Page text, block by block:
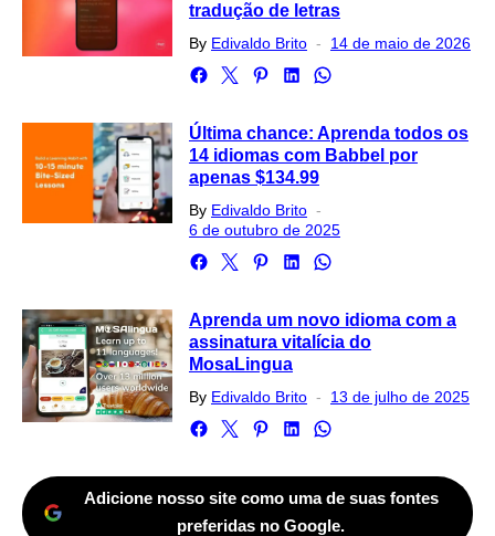
tradução de letras
By Edivaldo Brito
Posted
14 de maio de 2026
Última chance: Aprenda todos os
14 idiomas com Babbel por
apenas $134.99
By Edivaldo Brito
on
6 de outubro de 2025
Aprenda um novo idioma com a
assinatura vitalícia do
MosaLingua
By Edivaldo Brito
Posted
13 de julho de 2025
Adicione nosso site como uma de suas fontes
preferidas no Google.